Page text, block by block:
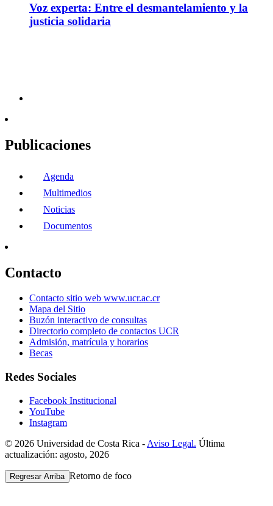
Voz experta: Entre el desmantelamiento y la
justicia solidaria
Publicaciones
Agenda
Multimedios
Noticias
Documentos
Contacto
Contacto sitio web www.ucr.ac.cr
Mapa del Sitio
Buzón interactivo de consultas
Directorio completo de contactos UCR
Admisión, matrícula y horarios
Becas
Redes Sociales
Facebook Institucional
YouTube
Instagram
© 2026 Universidad de Costa Rica - Aviso Legal. Última
actualización: agosto, 2026
Regresar Arriba Retorno de foco